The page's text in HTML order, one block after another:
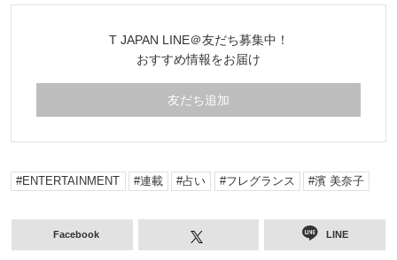
T JAPAN LINE＠友だち募集中！
おすすめ情報をお届け
友だち追加
ENTERTAINMENT 連載 占い フレグランス 濱 美奈子
Facebook LINE